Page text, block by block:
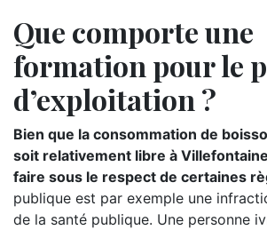
Que comporte une
formation pour le
d’exploitation ?
Bien que la consommation de
soit relativement libre à
faire sous le respect de certaines
publique est par exemple une
de la santé publique. Une personne